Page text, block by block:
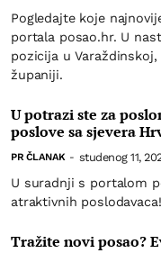
Pogledajte koje
portala posao.hr. U
pozicija u
županiji.
U potrazi ste za
poslove sa sjevera
PR ČLANAK - studenog 11,
U suradnji s portalom
atraktivnih
Tražite novi posao?